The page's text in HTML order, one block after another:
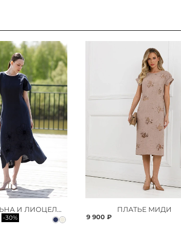
ПЛАТЬЕ ИЗ ЛЬНА И ЛИОЦЕЛЛА
-30%
ПЛАТЬЕ МИДИ
9 900 ₽